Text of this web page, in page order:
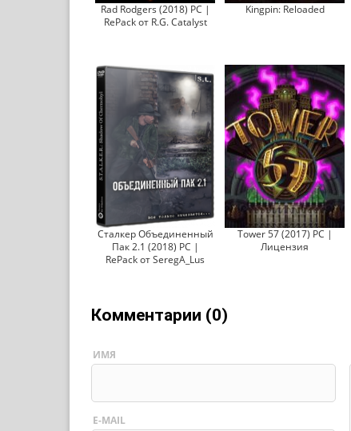
Rad Rodgers (2018) PC |
RePack от R.G. Catalyst
Kingpin: Reloaded
Сталкер Объединенный
Пак 2.1 (2018) PC |
RePack от SeregA_Lus
Tower 57 (2017) PC |
Лицензия
Комментарии (0)
ИМЯ
E-MAIL